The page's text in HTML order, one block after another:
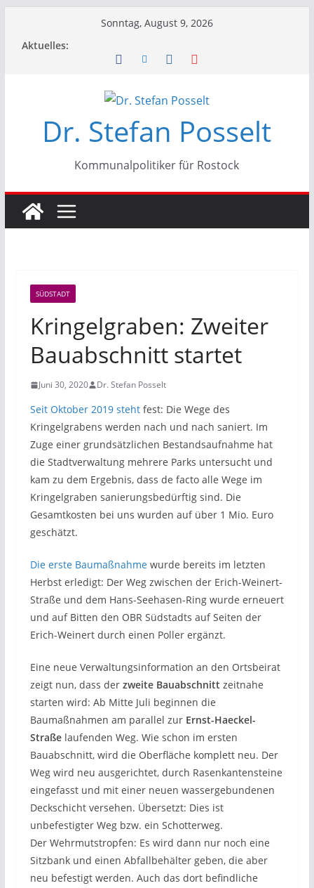
Sonntag, August 9, 2026
Aktuelles:
Dr. Stefan Posselt
Kommunalpolitiker für Rostock
SÜDSTADT
Kringelgraben: Zweiter
Bauabschnitt startet
Juni 30, 2020 Dr. Stefan Posselt
Seit Oktober 2019 stehtfest: Die Wege des
Kringelgrabens werden nach und nach saniert. Im
Zuge einer grundsätzlichen Bestandsaufnahme hat
die Stadtverwaltung mehrere Parks untersucht und
kam zu dem Ergebnis, dass de facto alle Wege im
Kringelgraben sanierungsbedürftig sind. Die
Gesamtkosten bei uns wurden auf über 1 Mio. Euro
geschätzt.
Die erste Baumaßnahme wurde bereits im letzten
Herbst erledigt: Der Weg zwischen der Erich-Weinert-
Straße und dem Hans-Seehasen-Ring wurde erneuert
und auf Bitten den OBR Südstadts auf Seiten der
Erich-Weinert durch einen Poller ergänzt.
Eine neue Verwaltungsinformation an den Ortsbeirat
zeigt nun, dass der zweite Bauabschnitt zeitnahe
starten wird: Ab Mitte Juli beginnen die
Baumaßnahmen am parallel zur Ernst-Haeckel-
Straßelaufenden Weg. Wie schon im ersten
Bauabschnitt, wird die Oberfläche komplett neu. Der
Weg wird neu ausgerichtet, durch Rasenkantensteine
eingefasst und mit einer neuen wassergebundenen
Deckschicht versehen. Übersetzt: Dies ist
unbefestigter Weg bzw. ein Schotterweg.
Der Wehrmutstropfen: Es wird dann nur noch eine
Sitzbank und einen Abfallbehälter geben, die aber
neu befestigt werden. Auch das dort befindliche